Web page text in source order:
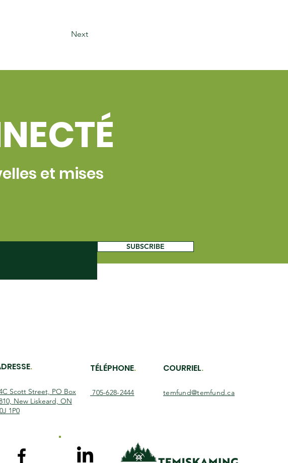
Next
et mises
SUBSCRIBE
.
Scott Street, PO Box
New Liskeard, ON
1P0
TÉLÉPHONE.
705-628-2444
COURRIEL.
temfund@temfund.ca